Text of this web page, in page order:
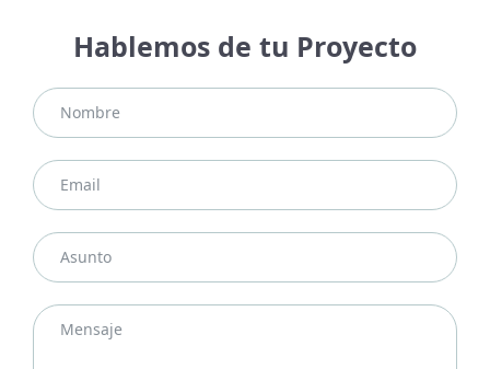
Hablemos de tu Proyecto